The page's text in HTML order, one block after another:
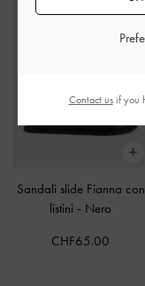
Sandali slide Fianna con
listini - Nero
CHF65.00
Contact usif you